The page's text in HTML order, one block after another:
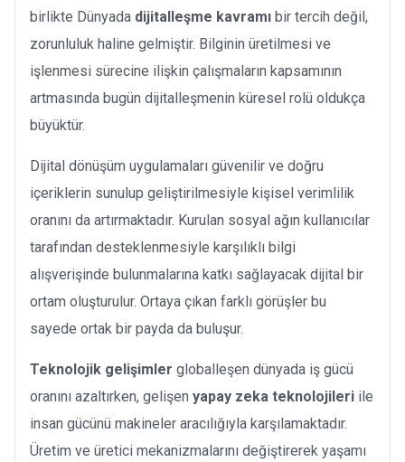
birlikte Dünyada dijitalleşme kavramı bir tercih değil,
zorunluluk haline gelmiştir. Bilginin üretilmesi ve
işlenmesi sürecine ilişkin çalışmaların kapsamının
artmasında bugün dijitalleşmenin küresel rolü oldukça
büyüktür.
Dijital dönüşüm uygulamaları güvenilir ve doğru
içeriklerin sunulup geliştirilmesiyle kişisel verimlilik
oranını da artırmaktadır. Kurulan sosyal ağın kullanıcılar
tarafından desteklenmesiyle karşılıklı bilgi
alışverişinde bulunmalarına katkı sağlayacak dijital bir
ortam oluşturulur. Ortaya çıkan farklı görüşler bu
sayede ortak bir payda da buluşur.
Teknolojik gelişimler globalleşen dünyada iş gücü
oranını azaltırken, gelişen yapay zeka teknolojileri ile
insan gücünü makineler aracılığıyla karşılamaktadır.
Üretim ve üretici mekanizmalarını değiştirerek yaşamı